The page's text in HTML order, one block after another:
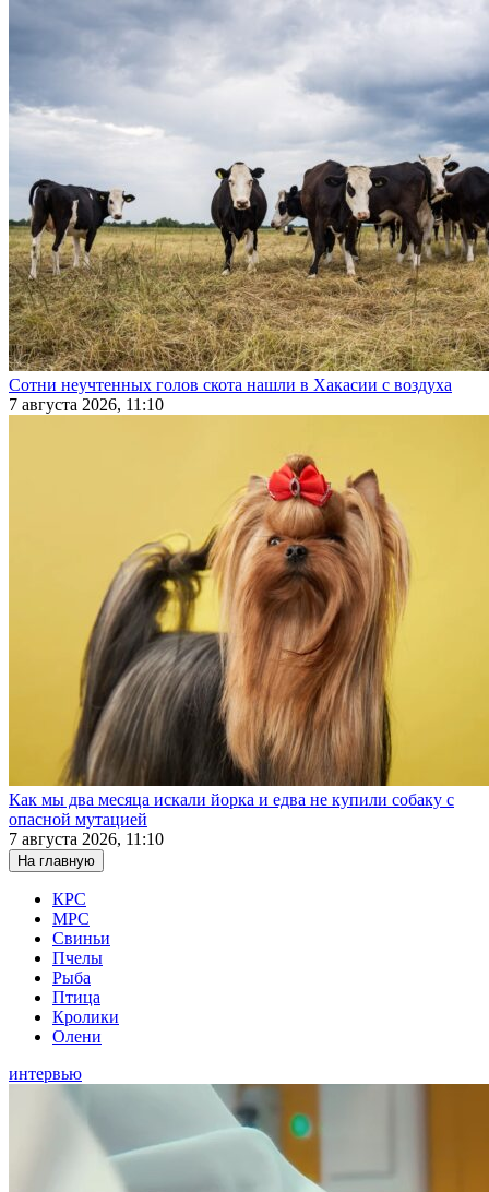
Сотни неучтенных голов скота нашли в Хакасии с воздуха
7 августа 2026, 11:10
Как мы два месяца искали йорка и едва не купили собаку с
опасной мутацией
7 августа 2026, 11:10
На главную
КРС
МРС
Свиньи
Пчелы
Рыба
Птица
Кролики
Олени
интервью